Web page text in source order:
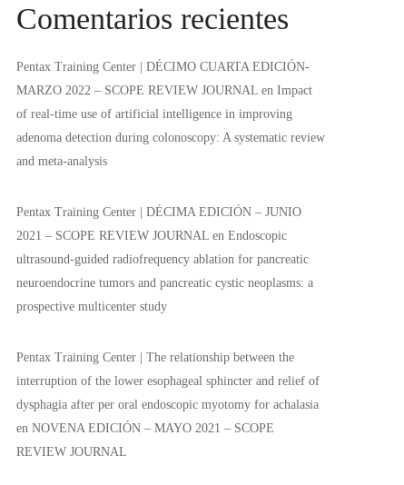
Comentarios recientes
Pentax Training Center | DÉCIMO CUARTA EDICIÓN-
MARZO 2022 – SCOPE REVIEW JOURNAL en Impact
of real-time use of artificial intelligence in improving
adenoma detection during colonoscopy: A systematic review
and meta-analysis
Pentax Training Center | DÉCIMA EDICIÓN – JUNIO
2021 – SCOPE REVIEW JOURNAL en Endoscopic
ultrasound-guided radiofrequency ablation for pancreatic
neuroendocrine tumors and pancreatic cystic neoplasms: a
prospective multicenter study
Pentax Training Center | The relationship between the
interruption of the lower esophageal sphincter and relief of
dysphagia after per oral endoscopic myotomy for achalasia
en NOVENA EDICIÓN – MAYO 2021 – SCOPE
REVIEW JOURNAL